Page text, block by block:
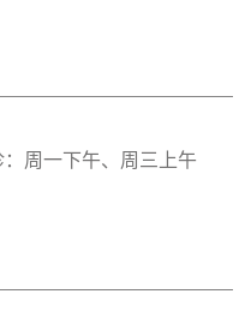
周一下午、周三上午